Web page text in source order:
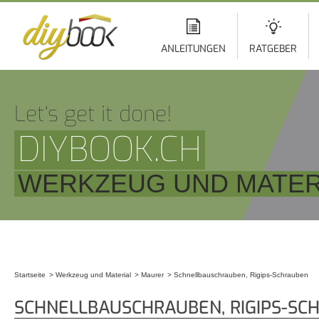
ANLEITUNGEN RATGEBER
Let‘s get it done!
DIYBOOK.CH
WERKZEUG UND
Startseite Werkzeug und Material Maurer Schnellbauschrauben, Rigips-Schrauben
SCHNELLBAUSCHRAUBEN, RIGIPS-